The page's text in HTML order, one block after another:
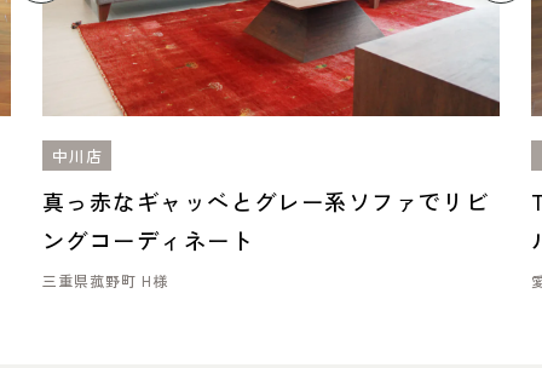
中川店
真っ赤なギャッベとグレー系ソファでリビ
ングコーディネート
三重県菰野町 H様